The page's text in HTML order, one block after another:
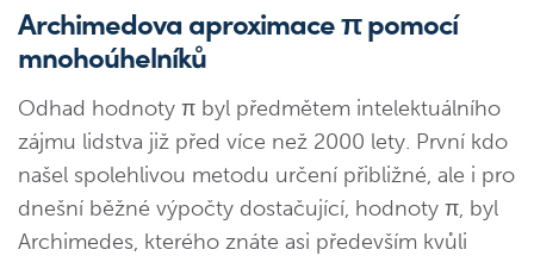
Archimedova aproximace π pomocí
mnohoúhelníků
Odhad hodnoty π byl předmětem intelektuálního
zájmu lidstva již před více než 2000 lety. První kdo
našel spolehlivou metodu určení přibližné, ale i pro
dnešní běžné výpočty dostačující, hodnoty π, byl
Archimedes, kterého znáte asi především kvůli